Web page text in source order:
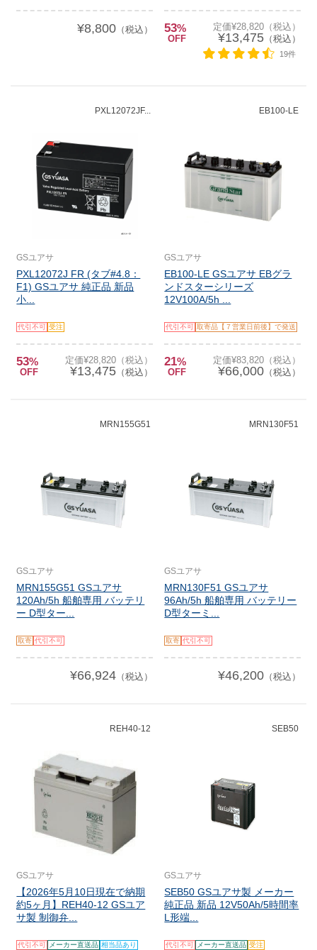
¥8,800（税込） 53%
OFF
定価¥28,820（税込）
¥13,475（税込）
19件
PXL12072JF...
GSユアサ
PXL12072J FR (タブ#4.8：
F1) GSユアサ 純正品 新品
小...
代引不可 受注
53%
OFF
定価¥28,820（税込）
¥13,475（税込）
EB100-LE
GSユアサ
EB100-LE GSユアサ EBグラ
ンドスターシリーズ
12V100A/5h ...
代引不可 取寄品【７営業日前後】で発送
21%
OFF
定価¥83,820（税込）
¥66,000（税込）
MRN155G51
GSユアサ
MRN155G51 GSユアサ
120Ah/5h 船舶専用 バッテリ
ー D型ター...
取寄 代引不可
¥66,924（税込）
MRN130F51
GSユアサ
MRN130F51 GSユアサ
96Ah/5h 船舶専用 バッテリー
D型ターミ...
取寄 代引不可
¥46,200（税込）
REH40-12
GSユアサ
【2026年5月10日現在で納期
約5ヶ月】REH40-12 GSユア
サ製 制御弁...
代引不可 メーカー直送品 相当品あり
SEB50
GSユアサ
SEB50 GSユアサ製 メーカー
純正品 新品 12V50Ah/5時間率
L形端...
代引不可 メーカー直送品 受注